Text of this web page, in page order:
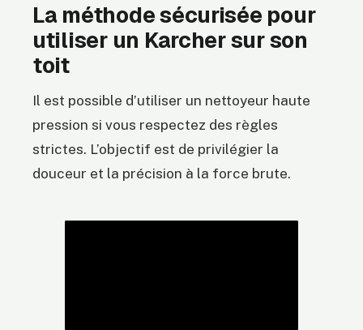
La méthode sécurisée pour
utiliser un Karcher sur son
toit
Il est possible d’utiliser un nettoyeur haute
pression si vous respectez des règles
strictes. L’objectif est de privilégier la
douceur et la précision à la force brute.